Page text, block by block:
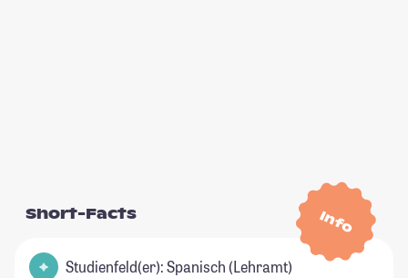
Info
Short-Facts
Studienfeld(er): Spanisch (Lehramt)